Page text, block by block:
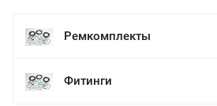
Ремкомплекты
Фитинги